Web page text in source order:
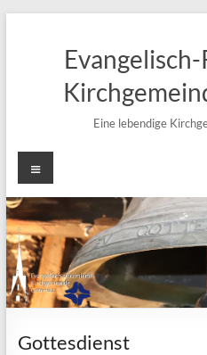
Eine lebendige
Menü
Gottesdienst